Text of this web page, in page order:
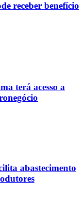
receber benefício
terá acesso a
abastecimento